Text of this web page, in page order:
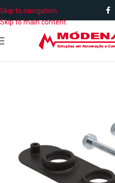
Skip to navigation
Skip to main content